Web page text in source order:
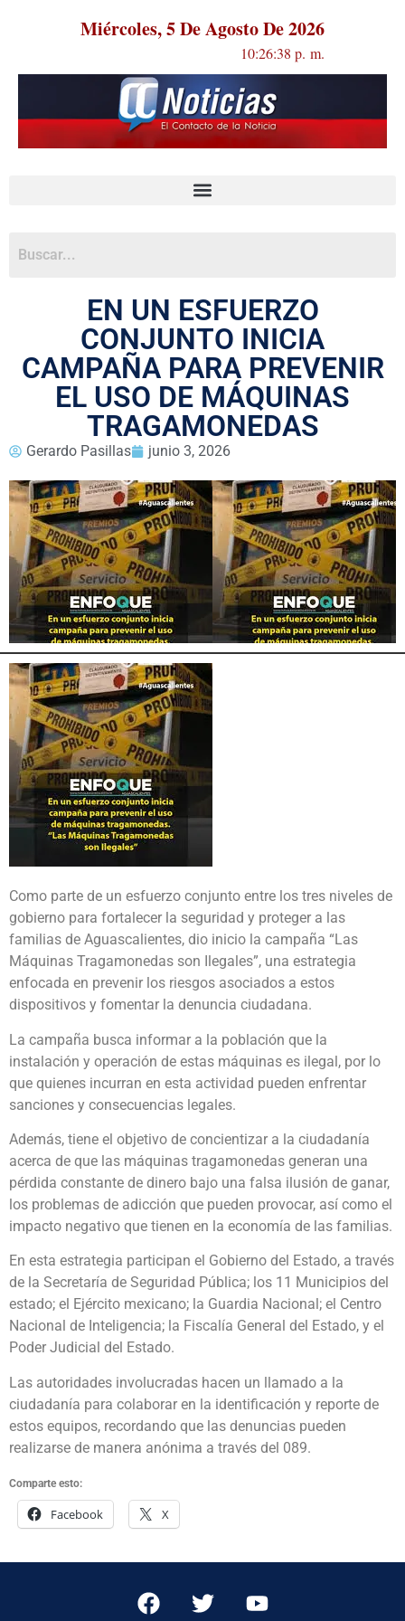
Miércoles, 5 De Agosto De 2026
10:26:38 p. m.
EN UN ESFUERZO
CONJUNTO INICIA
CAMPAÑA PARA PREVENIR
EL USO DE MÁQUINAS
TRAGAMONEDAS
Gerardo Pasillas junio 3, 2026
Como parte de un esfuerzo conjunto entre los tres niveles de
gobierno para fortalecer la seguridad y proteger a las
familias de Aguascalientes, dio inicio la campaña “Las
Máquinas Tragamonedas son Ilegales”, una estrategia
enfocada en prevenir los riesgos asociados a estos
dispositivos y fomentar la denuncia ciudadana.
La campaña busca informar a la población que la
instalación y operación de estas máquinas es ilegal, por lo
que quienes incurran en esta actividad pueden enfrentar
sanciones y consecuencias legales.
Además, tiene el objetivo de concientizar a la ciudadanía
acerca de que las máquinas tragamonedas generan una
pérdida constante de dinero bajo una falsa ilusión de ganar,
los problemas de adicción que pueden provocar, así como el
impacto negativo que tienen en la economía de las familias.
En esta estrategia participan el Gobierno del Estado, a través
de la Secretaría de Seguridad Pública; los 11 Municipios del
estado; el Ejército mexicano; la Guardia Nacional; el Centro
Nacional de Inteligencia; la Fiscalía General del Estado, y el
Poder Judicial del Estado.
Las autoridades involucradas hacen un llamado a la
ciudadanía para colaborar en la identificación y reporte de
estos equipos, recordando que las denuncias pueden
realizarse de manera anónima a través del 089.
Comparte esto:
Facebook X